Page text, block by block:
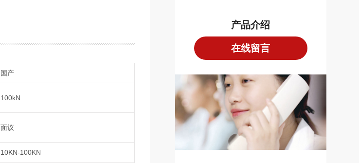
国产
100kN
面议
10KN-100KN
产品介绍
在线留言